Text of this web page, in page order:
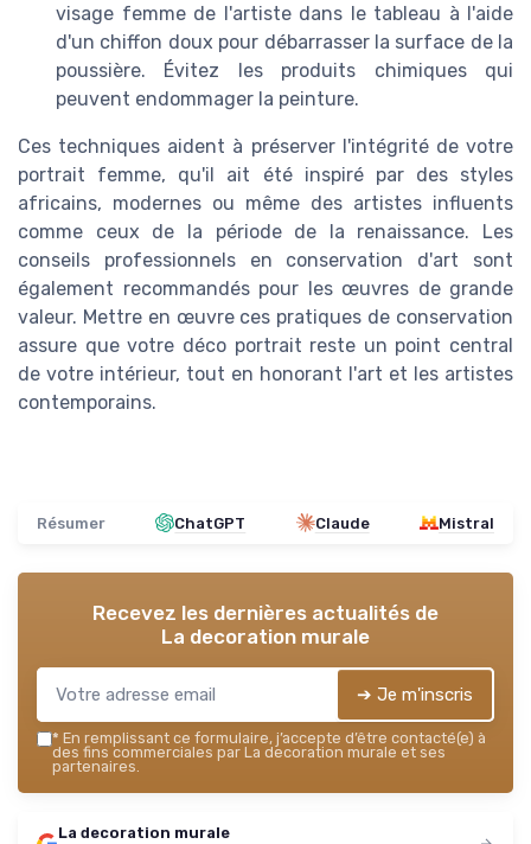
visage femme de l'artiste dans le tableau à l'aide
d'un chiffon doux pour débarrasser la surface de la
poussière. Évitez les produits chimiques qui
peuvent endommager la peinture.
Ces techniques aident à préserver l'intégrité de votre
portrait femme, qu'il ait été inspiré par des styles
africains, modernes ou même des artistes influents
comme ceux de la période de la renaissance. Les
conseils professionnels en conservation d'art sont
également recommandés pour les œuvres de grande
valeur. Mettre en œuvre ces pratiques de conservation
assure que votre déco portrait reste un point central
de votre intérieur, tout en honorant l'art et les artistes
contemporains.
Résumer ChatGPT Claude Mistral
Recevez les dernières actualités de
La decoration murale
➔ Je m'inscris
* En remplissant ce formulaire, j’accepte d’être contacté(e) à
des fins commerciales par La decoration murale et ses
partenaires.
La decoration murale